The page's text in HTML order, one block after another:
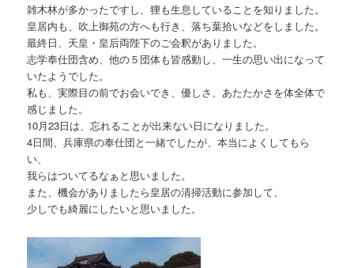
雑木林が多かったですし、狸も生息していることを知りました。
皇居内も、吹上御苑の方へも行き、落ち葉拾いなどをしました。
最終日、天皇・皇后両陛下のご会釈がありました。
志学奉仕団含め、他の５団体も皆感動し、一生の思い出になって
いたようでした。
私も、実際目の前でお会いでき、優しさ、あたたかさを体全体で
感じました。
10月23日は、忘れることが出来ない日になりました。
4日間、兵庫県の奉仕団と一緒でしたが、本当によくしてもら
い、
我らはついてるなぁと思いました。
また、機会がありましたら皇居の清掃活動に参加して、
少しでも綺麗にしたいと思いました。